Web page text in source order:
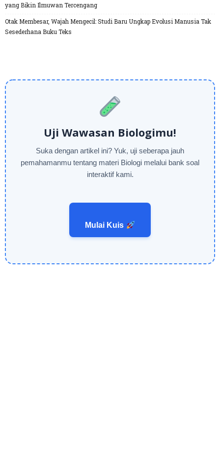
yang Bikin Ilmuwan Tercengang
Otak Membesar, Wajah Mengecil: Studi Baru Ungkap Evolusi Manusia Tak
Sesederhana Buku Teks
Uji Wawasan Biologimu!
Suka dengan artikel ini? Yuk, uji seberapa jauh
pemahamanmu tentang materi Biologi melalui bank soal
interaktif kami.
Mulai Kuis